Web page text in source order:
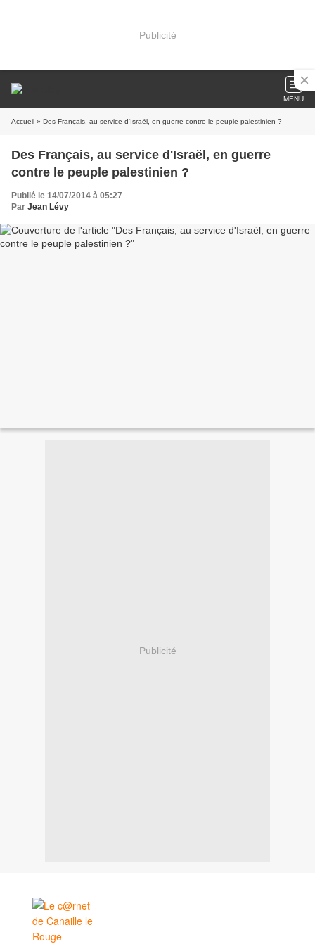
Publicité
MENU
Accueil » Des Français, au service d'Israël, en guerre contre le peuple palestinien ?
Des Français, au service d'Israël, en guerre
contre le peuple palestinien ?
Publié le 14/07/2014 à 05:27
Par Jean Lévy
Publicité